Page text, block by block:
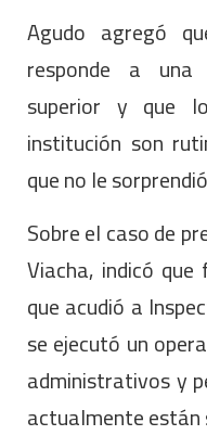
Agudo agregó
responde a una
superior y que
institución son
que no le
Sobre el caso de
Viacha, indicó
que acudió a
se ejecutó un
administrativos y
actualmente están